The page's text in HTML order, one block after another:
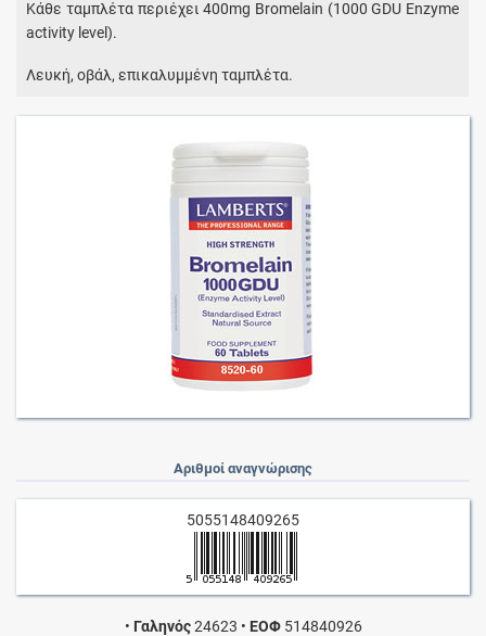
Κάθε ταμπλέτα περιέχει 400mg Bromelain (1000 GDU Enzyme
activity level).
Λευκή, οβάλ, επικαλυμμένη ταμπλέτα.
Αριθμοί αναγνώρισης
5055148409265
• Γαληνός24623 • ΕΟΦ514840926